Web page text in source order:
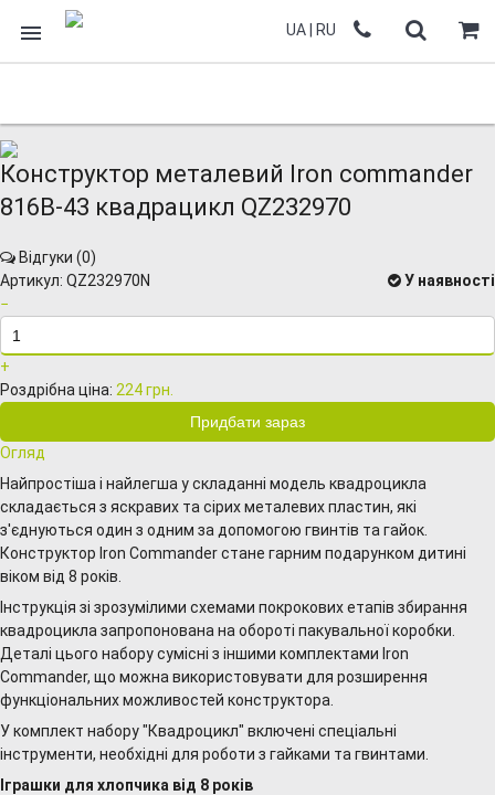
UA RU
Конструктор металевий Iron commander
816B-43 квадрацикл QZ232970
Відгуки (0)
Артикул: QZ232970N
У наявності
−
+
Роздрібна ціна: 224 грн.
Огляд
Найпростіша і найлегша у складанні модель квадроцикла
складається з яскравих та сірих металевих пластин, які
з'єднуються один з одним за допомогою гвинтів та гайок.
Конструктор Iron Commander стане гарним подарунком дитині
віком від 8 років.
Інструкція зі зрозумілими схемами покрокових етапів збирання
квадроцикла запропонована на обороті пакувальної коробки.
Деталі цього набору сумісні з іншими комплектами Iron
Commander, що можна використовувати для розширення
функціональних можливостей конструктора.
У комплект набору "Квадроцикл" включені спеціальні
інструменти, необхідні для роботи з гайками та гвинтами.
Іграшки для хлопчика від 8 років